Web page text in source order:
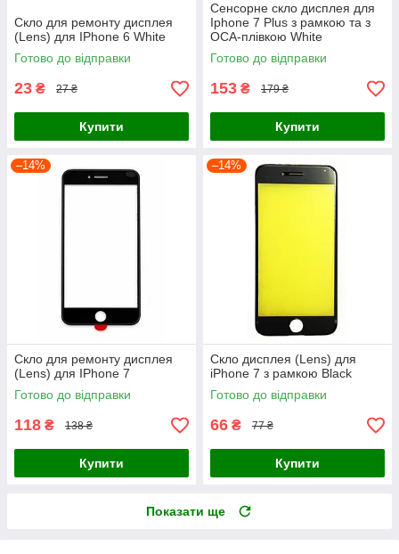
Скло для ремонту дисплея
(Lens) для IPhone 6 White
Готово до відправки
23 ₴ 27 ₴
Купити
Сенсорне скло дисплея для
Iphone 7 Plus з рамкою та з
ОСА-плівкою White
Готово до відправки
153 ₴ 179 ₴
Купити
–14%
Скло для ремонту дисплея
(Lens) для IPhone 7
Готово до відправки
118 ₴ 138 ₴
Купити
–14%
Скло дисплея (Lens) для
iPhone 7 з рамкою Black
Готово до відправки
66 ₴ 77 ₴
Купити
Показати ще